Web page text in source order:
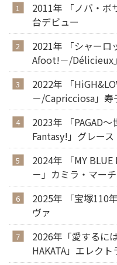
2011年 「ノバ・ボ
台デビュー
2021年 「シャーロ
Afoot!－/Délicieux
2022年 「
－/Capricciosa」寿
2023年 「PAGAD
Fantasy!」グレース
2024年 「MY BLUE
－」カミラ・マー
2025年 「宝塚110
ヴァ
2026年「愛するに
HAKATA」エレク